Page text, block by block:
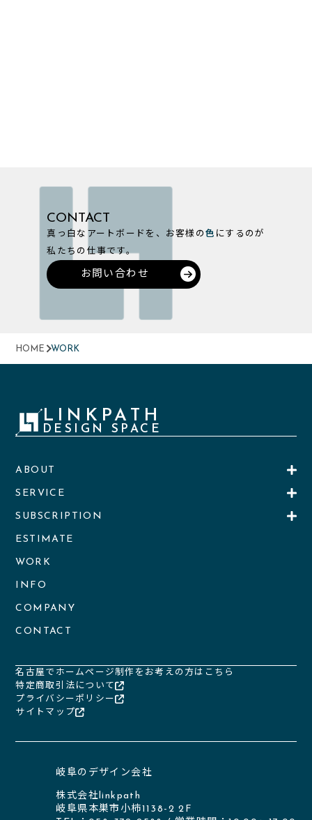
CONTACT
真っ白なアートボードを、お客様の 色 にするのが
私たちの仕事です。
お問い合わせ
HOME WORK
LINKPATH
DESIGN SPACE
ABOUT
SERVICE
SUBSCRIPTION
ESTIMATE
WORK
INFO
COMPANY
CONTACT
名古屋でホームページ制作をお考えの方はこちら
特定商取引法について
プライバシーポリシー
サイトマップ
岐阜のデザイン会社
株式会社linkpath
岐阜県本巣市小柿1138-2 2F